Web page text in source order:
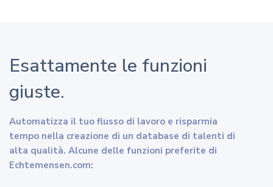
Esattamente le funzioni
giuste.
Automatizza il tuo flusso di lavoro e risparmia
tempo nella creazione di un database di talenti di
alta qualità. Alcune delle funzioni preferite di
Echtemensen.com: